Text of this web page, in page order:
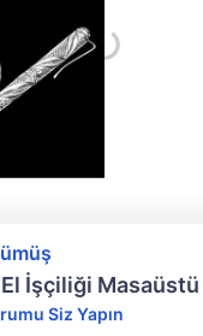
İşçiliği
Siz Yapın